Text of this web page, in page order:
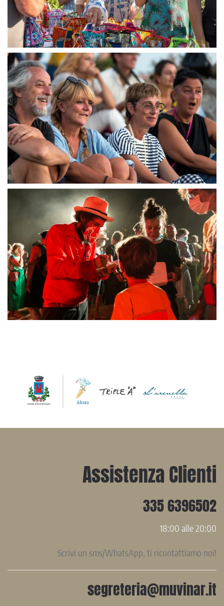
Assistenza Clienti
335 6396502
18:00 alle 20:00
Scrivi un sms/WhatsApp, ti ricontattiamo noi!
segreteria@muvinar.it